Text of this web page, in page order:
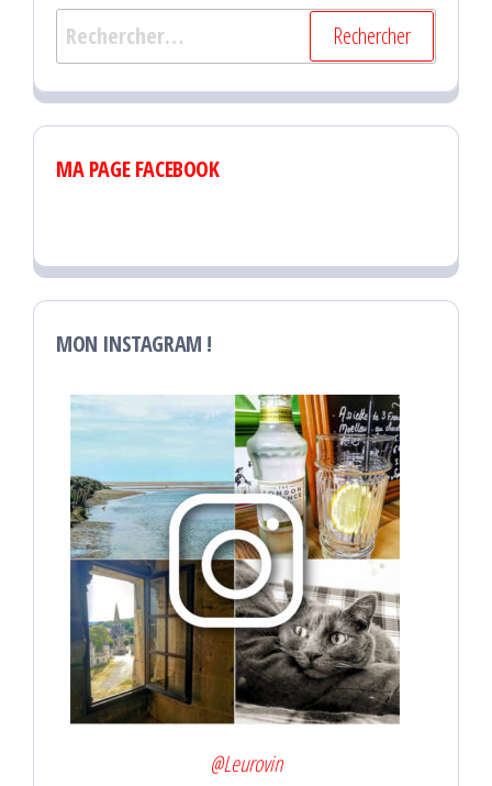
Rechercher :
MA PAGE FACEBOOK
MON INSTAGRAM !
@Leurovin